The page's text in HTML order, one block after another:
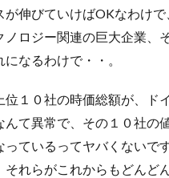
が伸びていけばOKなわけ
ノロジー関連の巨大企業、
なるわけで・・。
位１０社の時価総額が、ド
んて異常で、その１０社の
っているってヤバくないで
それらがこれからもどんど